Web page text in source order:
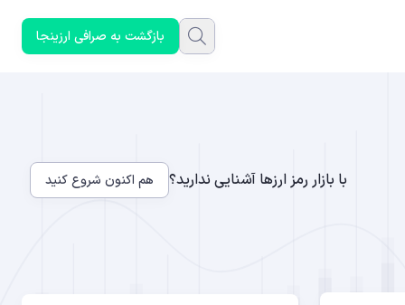
بازگشت به صرافی ارزینجا
با بازار رمز ارزها آشنایی ندارید؟ هم اکنون شروع کنید